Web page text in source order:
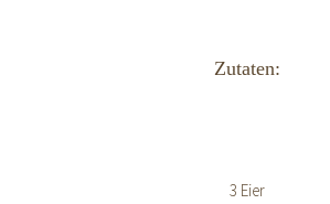
Zutaten:
3 Eier